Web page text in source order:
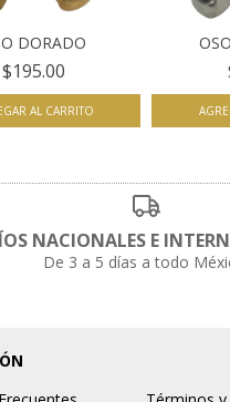
DORADO
$195.00
AL CARRITO
NACIONALES E
De 3 a 5 días a todo